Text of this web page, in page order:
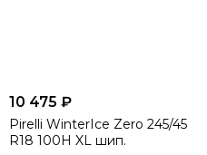
10 475 ₽
Pirelli WinterIce Zero 245/45
R18 100H XL шип.